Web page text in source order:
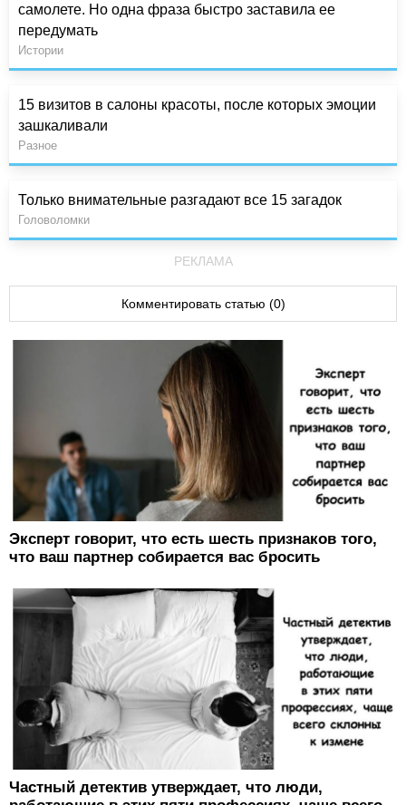
самолете. Но одна фраза быстро заставила ее
передумать
Истории
15 визитов в салоны красоты, после которых эмоции
зашкаливали
Разное
Только внимательные разгадают все 15 загадок
Головоломки
РЕКЛАМА
Комментировать статью (0)
Эксперт говорит, что есть шесть признаков того,
что ваш партнер собирается вас бросить
Частный детектив утверждает, что люди,